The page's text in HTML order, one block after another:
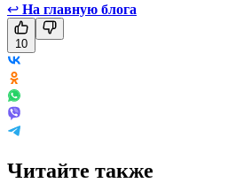
↩ На главную блога
10
Читайте также